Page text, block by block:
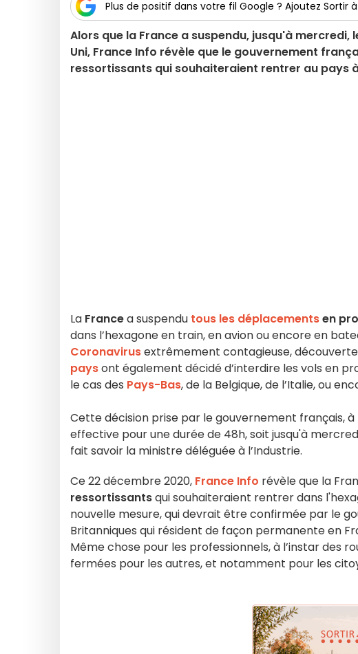
Plus de positif dans votre fil Google ? Ajoutez Sortir à
Alors que la France a suspendu, jusqu'à
Uni, France Info révèle que le gouvernement
ressortissants qui souhaiteraient rentrer au pays
La Francea suspendu tous les déplacementsen
dans l’hexagone en train, en avion ou encore en
Coronavirusextrêmement contagieuse,
paysont également décidé d’interdire les vols en
le cas des Pays-Bas, de la Belgique, de l’Italie, ou
Cette décision prise par le gouvernement français, à
effective pour une durée de 48h, soit jusqu'à
fait savoir la ministre déléguée à l’Industrie.
Ce 22 décembre 2020, France Info révèle que la
ressortissantsqui souhaiteraient rentrer dans
nouvelle mesure, qui devrait être confirmée par le
Britanniques qui résident de façon permanente en
Même chose pour les professionnels, à l’instar des
fermées pour les autres, et notamment pour les